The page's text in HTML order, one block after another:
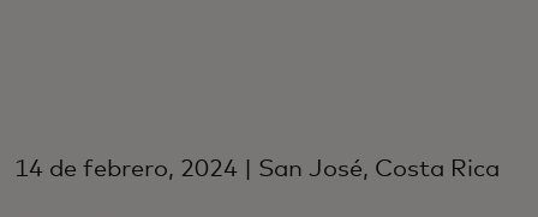
14 de febrero, 2024 | San José, Costa Rica